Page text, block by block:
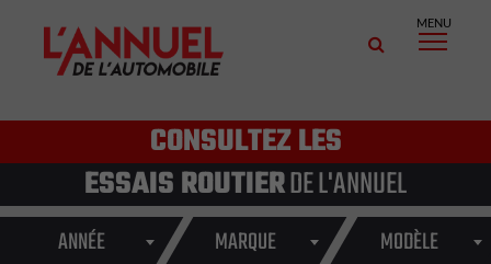
MENU
CONSULTEZ LES
ESSAIS ROUTIERDE L'ANNUEL
ANNÉE MARQUE MODÈLE